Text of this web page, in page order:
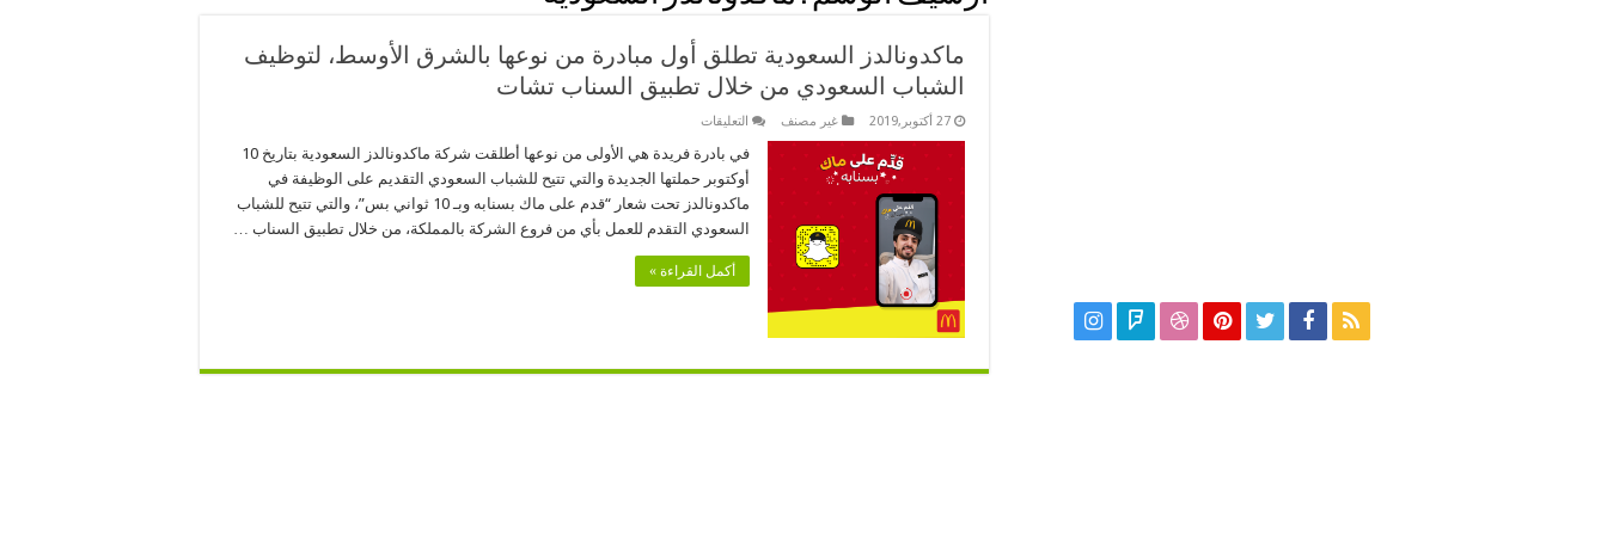
ماكدونالدز السعودية تطلق أول مبادرة من نوعها بالشرق الأوسط، لتوظيف
الشباب السعودي من خلال تطبيق السناب تشات
27 أكتوبر,2019 غير مصنف التعليقات
السعودية
تطلق
أول
من
نوعها
الأوسط،
لتوظيف
الشباب
السناب
في بادرة فريدة هي الأولى من نوعها أطلقت شركة ماكدونالدز السعودية بتاريخ 10
أوكتوبر حملتها الجديدة والتي تتيح للشباب السعودي التقديم على الوظيفة في
ماكدونالدز تحت شعار “قدم على ماك بسنابه وبـ 10 ثواني بس”، والتي تتيح للشباب
السعودي التقدم للعمل بأي من فروع الشركة بالمملكة، من خلال تطبيق السناب …
أكمل القراءة »